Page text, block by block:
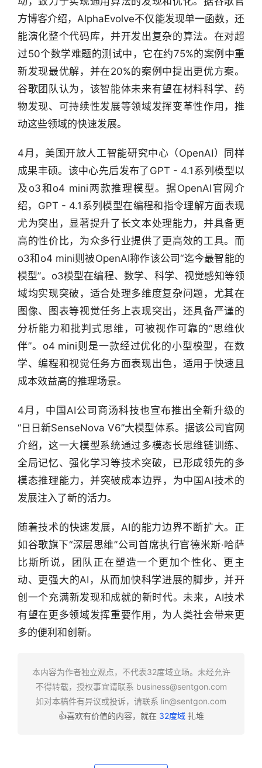
行
快
报
资
讯
精
选
头
条
度
产
经
数
研
报
告
创
之
窗
商
机
链
合
圈
方博客介绍，AlphaEvolve不仅能发现单一函数，还
能演化整个代码库，并开发出复杂的算法。在对超
过50个数学难题的测试中，它在约75%的案例中重
新发现最优解，并在20%的案例中提出更优方案。
谷歌团队认为，该智能体未来有望在材料科学、药
物发现、可持续性发展等领域发挥变革性作用，推
动这些领域的快速发展。
4月，美国开放人工智能研究中心（OpenAI）同样
成果丰硕。该中心先后发布了GPT - 4.1系列模型以
及o3和o4 mini两款推理模型。据OpenAI官网介
绍，GPT - 4.1系列模型在编程和指令理解方面表现
尤为突出，显著提升了长文本处理能力，并具备更
高的性价比，为众多行业提供了更高效的工具。而
o3和o4 mini则被OpenAI称作该公司“迄今最智能的
模型”。o3模型在编程、数学、科学、视觉感知等领
域均实现突破，适合处理多维度复杂问题，尤其在
图像、图表等视觉任务上表现突出，还具备严谨的
分析能力和批判式思维，可被视作可靠的“思维伙
伴”。o4 mini则是一款经过优化的小型模型，在数
学、编程和视觉任务方面表现出色，适用于快速且
成本效益高的推理场景。
4月，中国AI公司商汤科技也宣布推出全新升级的
“日日新SenseNova V6”大模型体系。据该公司官网
介绍，这一大模型系统通过多模态长思维链训练、
全局记忆、强化学习等技术突破，已形成领先的多
模态推理能力，并突破成本边界，为中国AI技术的
发展注入了新的活力。
随着技术的快速发展，AI的能力边界不断扩大。正
如谷歌旗下“深层思维”公司首席执行官德米斯·哈萨
比斯所说，团队正在塑造一个更加个性化、更主
动、更强大的AI，从而加快科学进展的脚步，并开
创一个充满新发现和成就的新时代。未来，AI技术
有望在更多领域发挥重要作用，为人类社会带来更
多的便利和创新。
本内容为作者独立观点，不代表32度域立场。未经允许
不得转载，授权事宜请联系 business@sentgon.com
如对本稿件有异议或投诉，请联系 lin@sentgon.com
👍喜欢有价值的内容，就在 32度域扎堆